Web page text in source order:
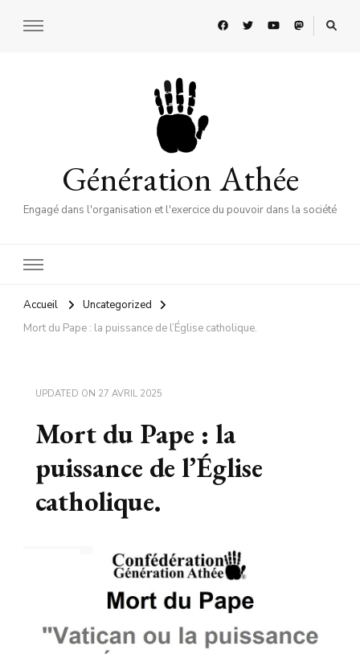
Génération Athée
Engagé dans l'organisation et l'exercice du pouvoir dans la société
Accueil
Uncategorized
Mort du Pape : la puissance de l’Église catholique.
UPDATED ON 27 AVRIL 2025
Mort du Pape : la
puissance de l’Église
catholique.